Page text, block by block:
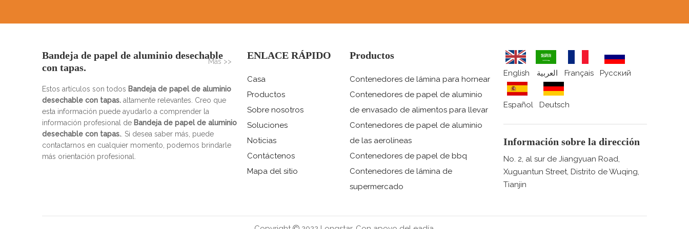
Bandeja de papel de aluminio desechable
con tapas.
Más >>
Estos artículos son todos Bandeja de papel de aluminio
desechable con tapas. altamente relevantes. Creo que
esta información puede ayudarlo a comprender la
información profesional de Bandeja de papel de aluminio
desechable con tapas. . Si desea saber más, puede
contactarnos en cualquier momento, podemos brindarle
más orientación profesional.
ENLACE RÁPIDO
Casa
Productos
Sobre nosotros
Soluciones
Noticias
Contáctenos
Mapa del sitio
Productos
Contenedores de lámina para hornear
Contenedores de papel de aluminio
de envasado de alimentos para llevar
Contenedores de papel de aluminio
de las aerolíneas
Contenedores de papel de bbq
Contenedores de lámina de
supermercado
English العربية Français Pусский
Español Deutsch
Información sobre la dirección
No. 2, al sur de Jiangyuan Road,
Xuguantun Street, Distrito de Wuqing,
Tianjin